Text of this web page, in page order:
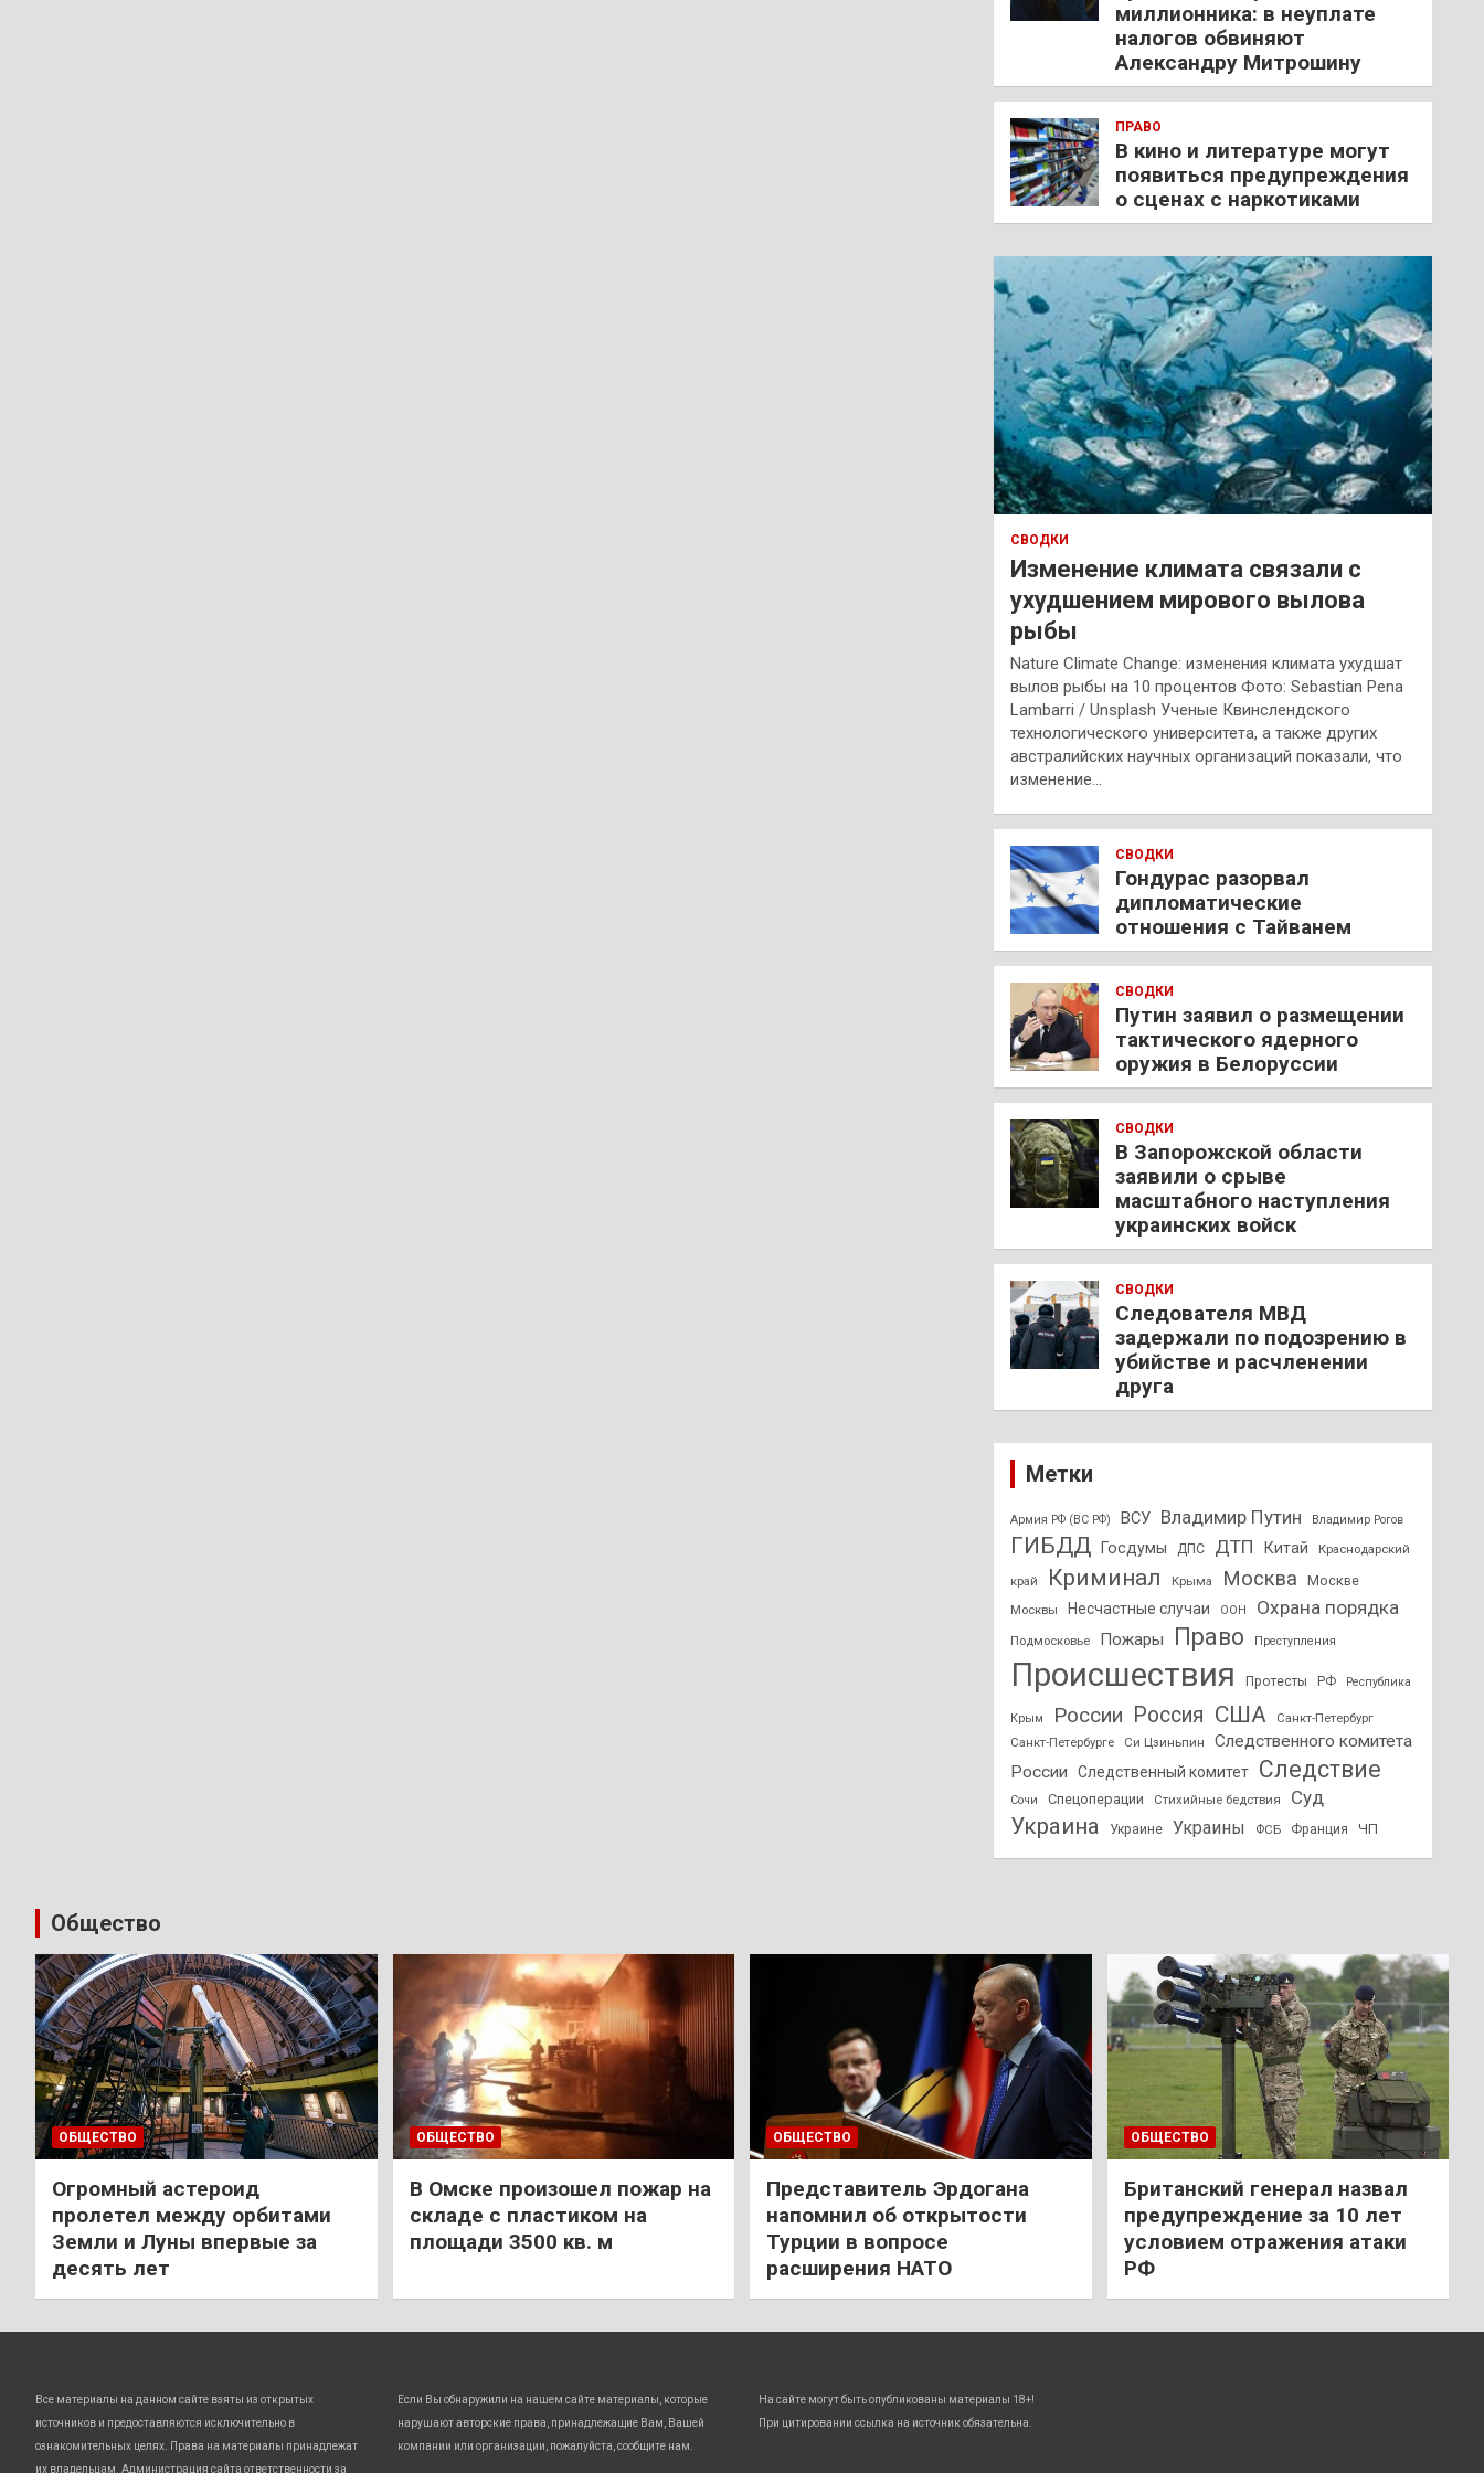
миллионника: в неуплате
налогов обвиняют
Александру Митрошину
ПРАВО
В кино и литературе могут
появиться предупреждения
о сценах с наркотиками
СВОДКИ
Изменение климата связали с
ухудшением мирового вылова
рыбы
Nature Climate Change: изменения климата ухудшат
вылов рыбы на 10 процентов Фото: Sebastian Pena
Lambarri / Unsplash Ученые Квинслендского
технологического университета, а также других
австралийских научных организаций показали, что
изменение…
СВОДКИ
Гондурас разорвал
дипломатические
отношения с Тайванем
СВОДКИ
Путин заявил о размещении
тактического ядерного
оружия в Белоруссии
СВОДКИ
В Запорожской области
заявили о срыве
масштабного наступления
украинских войск
СВОДКИ
Следователя МВД
задержали по подозрению в
убийстве и расчленении
друга
Метки
Армия РФ (ВС РФ) ВСУ Владимир Путин Владимир Рогов
ГИБДД Госдумы ДПС ДТП Китай Краснодарский
край Криминал Крыма Москва Москве
Москвы Несчастные случаи ООН Охрана порядка
Подмосковье Пожары Право Преступления
Происшествия Протесты РФ Республика
Крым России Россия США
Санкт-Петербург
Санкт-Петербурге
Си Цзиньпин
Следственного комитета
России
Следственный комитет Следствие
Сочи Спецоперации Стихийные бедствия Суд
Украина Украине Украины ФСБ Франция ЧП
Общество
ОБЩЕСТВО
Огромный астероид
пролетел между орбитами
Земли и Луны впервые за
десять лет
ОБЩЕСТВО
В Омске произошел пожар на
складе с пластиком на
площади 3500 кв. м
ОБЩЕСТВО
Представитель Эрдогана
напомнил об открытости
Турции в вопросе
расширения НАТО
ОБЩЕСТВО
Британский генерал назвал
предупреждение за 10 лет
условием отражения атаки
РФ
Все материалы на данном сайте взяты из открытых
источников и предоставляются исключительно в
ознакомительных целях. Права на материалы принадлежат
их владельцам. Администрация сайта ответственности за
Если Вы обнаружили на нашем сайте материалы, которые
нарушают авторские права, принадлежащие Вам, Вашей
компании или организации, пожалуйста, сообщите нам.
На сайте могут быть опубликованы материалы 18+!
При цитировании ссылка на источник обязательна.